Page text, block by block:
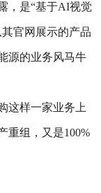
，是“基于AI视觉
官网展示的产品
源的业务风马牛
这样一家业务上
重组，又是100%